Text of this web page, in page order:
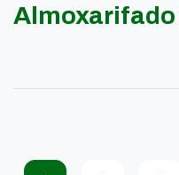
Almoxarifado